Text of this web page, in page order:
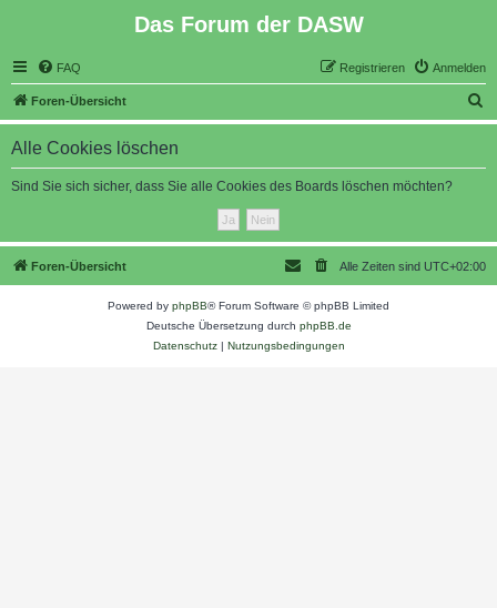
Das Forum der DASW
FAQ Anmelden
Registrieren
Foren-Übersicht
u
Alle Cookies löschen
Sind Sie sich sicher, dass Sie alle Cookies des Boards löschen möchten?
Foren-Übersicht Alle Zeiten sind UTC+02:00
Powered by phpBB® Forum Software © phpBB Limited
Deutsche Übersetzung durch phpBB.de
Datenschutz| Nutzungsbedingungen